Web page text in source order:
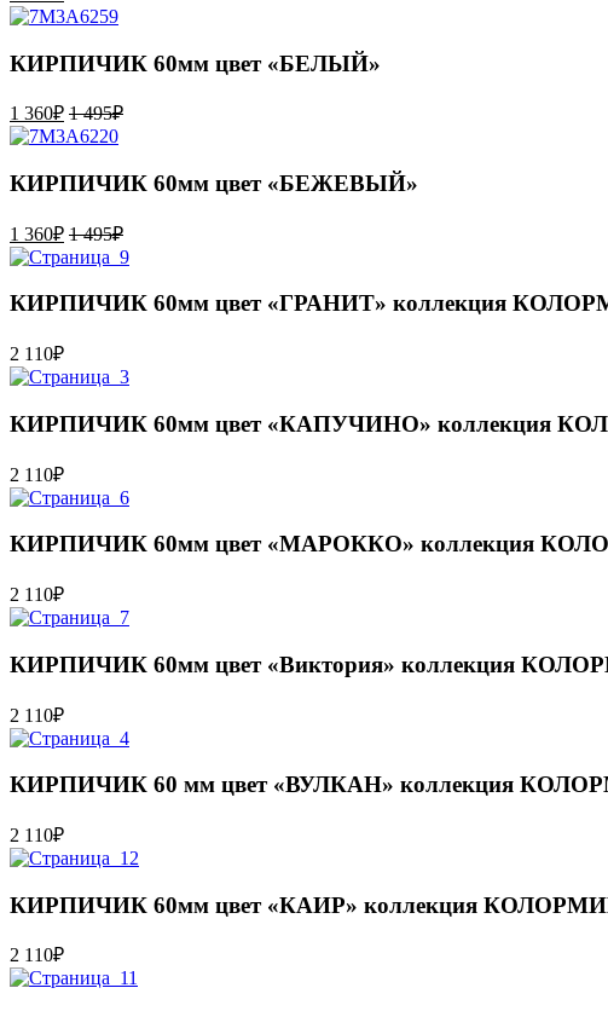
КИРПИЧИК 60мм цвет «БЕЛЫЙ»
1 360₽ 1 495₽
КИРПИЧИК 60мм цвет «БЕЖЕВЫЙ»
1 360₽ 1 495₽
КИРПИЧИК 60мм цвет «ГРАНИТ» коллекция
2 110₽
КИРПИЧИК 60мм цвет «КАПУЧИНО» коллекция
2 110₽
КИРПИЧИК 60мм цвет «МАРОККО» коллекция
2 110₽
КИРПИЧИК 60мм цвет «Виктория» коллекция
2 110₽
КИРПИЧИК 60 мм цвет «ВУЛКАН» коллекция
2 110₽
КИРПИЧИК 60мм цвет «КАИР» коллекция
2 110₽